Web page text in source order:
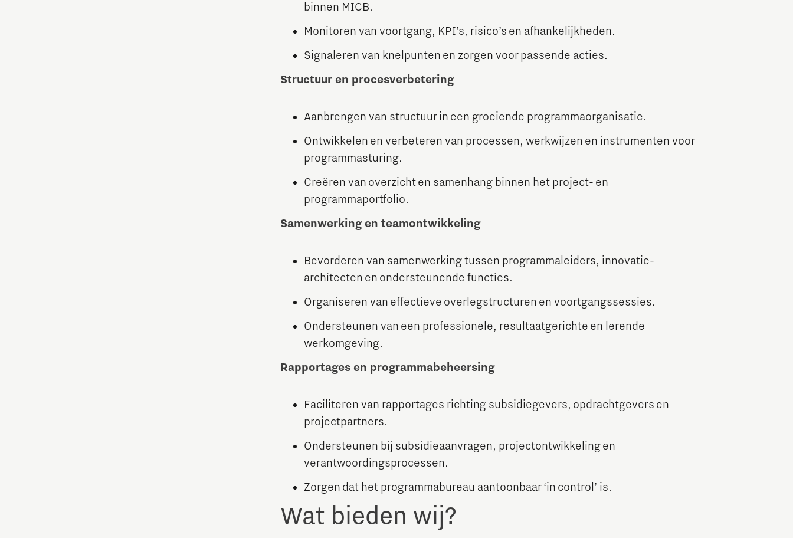
binnen MICB.
Monitoren van voortgang, KPI’s, risico’s en afhankelijkheden.
Signaleren van knelpunten en zorgen voor passende acties.
Structuur en procesverbetering
Aanbrengen van structuur in een groeiende programmaorganisatie.
Ontwikkelen en verbeteren van processen, werkwijzen en instrumenten voor
programmasturing.
Creëren van overzicht en samenhang binnen het project- en
programmaportfolio.
Samenwerking en teamontwikkeling
Bevorderen van samenwerking tussen programmaleiders, innovatie-
architecten en ondersteunende functies.
Organiseren van effectieve overlegstructuren en voortgangssessies.
Ondersteunen van een professionele, resultaatgerichte en lerende
werkomgeving.
Rapportages en programmabeheersing
Faciliteren van rapportages richting subsidiegevers, opdrachtgevers en
projectpartners.
Ondersteunen bij subsidieaanvragen, projectontwikkeling en
verantwoordingsprocessen.
Zorgen dat het programmabureau aantoonbaar ‘in control’ is.
Wat bieden wij?